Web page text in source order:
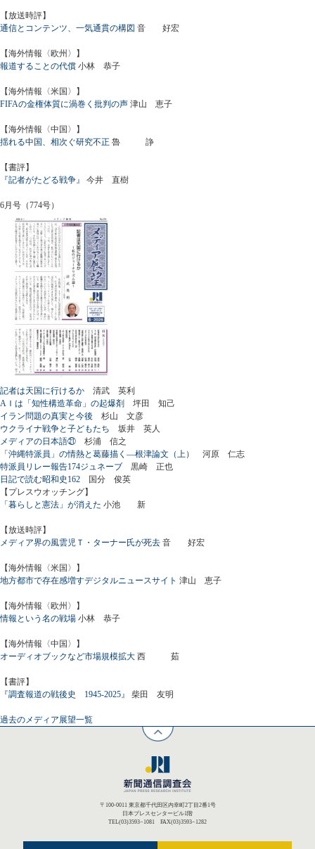
【放送時評】
通信とコンテンツ、一気通貫の構図 音 好宏
【海外情報〈欧州〉】
報道することの代償 小林 恭子
【海外情報〈米国〉】
FIFAの金権体質に渦巻く批判の声 津山 恵子
【海外情報〈中国〉】
揺れる中国、相次ぐ研究不正 魯 諍
【書評】
『記者がたどる戦争』
今井 直樹
6月号（774号）
記者は天国に行けるか 清武 英利
AＩは「知性構造革命」の起爆剤 坪田 知己
イラン問題の真実と今後 杉山 文彦
ウクライナ戦争と子どもたち 坂井 英人
メディアの日本語㉑ 杉浦 信之
「沖縄特派員」の情熱と葛藤描く―根津論文（上）
河原 仁志
特派員リレー報告174ジュネーブ 黒崎 正也
日記で読む昭和史162 国分 俊英
【プレスウオッチング】
「暮らしと憲法」が消えた 小池 新
【放送時評】
メディア界の風雲児Ｔ・ターナー氏が死去 音 好宏
【海外情報〈米国〉】
地方都市で存在感増すデジタルニュースサイト 津山 恵子
【海外情報〈欧州〉】
情報という名の戦場 小林 恭子
【海外情報〈中国〉】
オーディオブックなど市場規模拡大 西 茹
【書評】
『調査報道の戦後史 1945-2025』
柴田 友明
過去のメディア展望一覧
〒100-0011 東京都千代田区内幸町2丁目2番1号
日本プレスセンタービル1階
TEL(03)3593−1081 FAX(03)3593−1282